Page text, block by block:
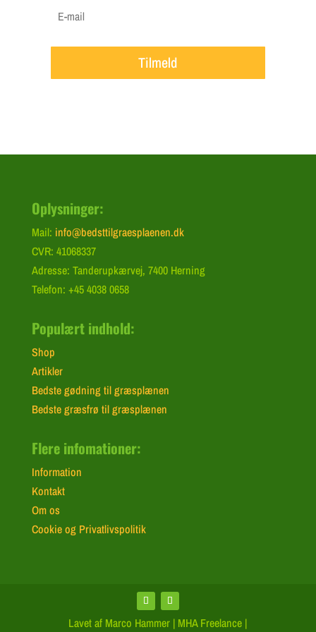
Tilmeld
Oplysninger:
Mail: info@bedsttilgraesplaenen.dk
CVR: 41068337
Adresse: Tanderupkærvej, 7400 Herning
Telefon: +45 4038 0658
Populært indhold:
Shop
Artikler
Bedste gødning til græsplænen
Bedste græsfrø til græsplænen
Flere infomationer:
Information
Kontakt
Om os
Cookie og Privatlivspolitik
Lavet af Marco Hammer | MHA Freelance |